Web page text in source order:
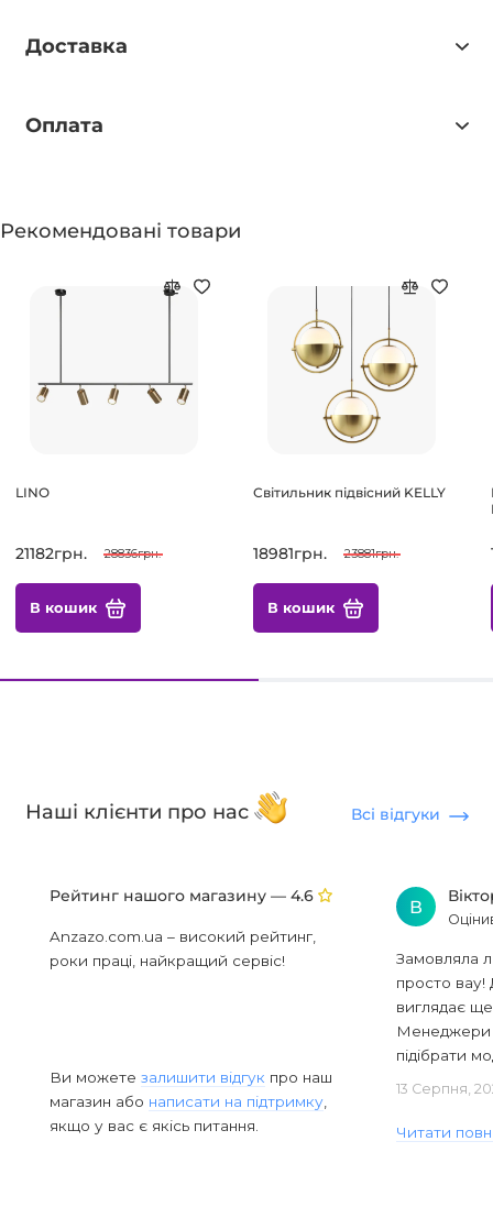
Доставка
Оплата
Рекомендовані товари
LINO
21182грн. 28836грн.
В кошик
Світильник підвісний KELLY
18981грн. 23881грн.
В кошик
Наші клієнти про нас Всі відгуки
Рейтинг нашого магазину — 4.6
Anzazo.com.ua – високий рейтинг,
роки праці, найкращий сервіс!
Ви можете залишити відгук про наш
магазин або написати на підтримку
якщо у вас є якісь питання.
В
Замовляла
просто вау!
виглядає
Менеджери
підібрати
13 Серпня,
Читати